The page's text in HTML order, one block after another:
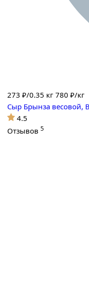
273 ₽/0.35 кг 780 ₽/кг
Сыр Брынза весовой,
4.5
Отзывов 5